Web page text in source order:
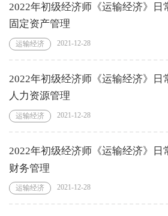
2022年初级经济师《运输经济》日
固定资产管理
运输经济 2021-12-28
2022年初级经济师《运输经济》日
人力资源管理
运输经济 2021-12-28
2022年初级经济师《运输经济》日
财务管理
运输经济 2021-12-28